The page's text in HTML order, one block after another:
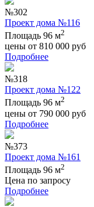
№302
Проект дома №116
Площадь 96 м2
цены от 810 000 руб
Подробнее
№318
Проект дома №122
Площадь 96 м2
цены от 790 000 руб
Подробнее
№373
Проект дома №161
Площадь 96 м2
Цена по запросу
Подробнее